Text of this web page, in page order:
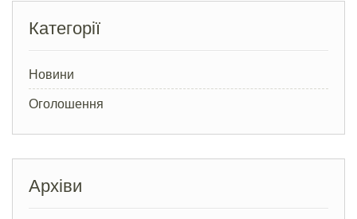
Категорії
Новини
Оголошення
Архіви